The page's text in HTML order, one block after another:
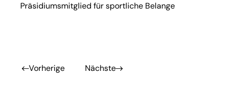
Präsidiumsmitglied für sportliche Belange
Vorherige Nächste